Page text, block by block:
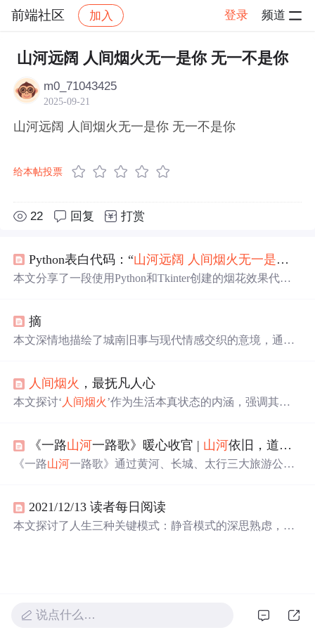
前端社区 加入 登录 频道
社区 前端社区 感慨 帖子详情
山河远阔 人间烟火无一是你 无一不是你
m0_71043425
2025-09-21
山河远阔 人间烟火无一是你 无一不是你
给本帖投票
22 回复 打赏
Python表白代码：“山河远阔 人间烟火无一是你
本文分享了一段使用Python和Tkinter创建的烟花效果代
效果和深情的烟花文案。
摘
本文深情地描绘了城南旧事与现代情感交织的意境，通过
人间烟火 ，最抚凡人心
本文探讨‘ 人间烟火’作为生活本真状态的内涵，强调其在
生活质感的重要性。文中指出烟火气即具象可感的真实存
在——饮食、亲情、邻里、微小善意等，是抵御异化、锚
《一路山河一路歌》暖心收官 | 山河依旧，道路常新
《一路山河一路歌》通过黄河、长城、太行三大旅游公
解传统建筑、非遗技艺与地域精神，推动文化旅游深度融
合。
2021/12/13 读者每日阅读
本文探讨了人生三种关键模式：静音模式的深思熟虑，游
说点什么…